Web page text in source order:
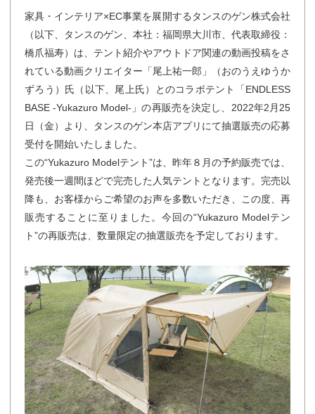
家具・インテリア×EC事業を展開するタンスのゲン株式会社
（以下、タンスのゲン、本社：福岡県大川市、代表取締役：
橋爪福寿）は、テント紹介やアウトドア関連の動画投稿をさ
れている動画クリエイター「尾上祐一郎」（おのうえゆうか
ずろう）氏（以下、尾上氏）とのコラボテント「ENDLESS
BASE -Yukazuro Model-」の再販売を決定し、2022年2月25
日（金）より、タンスのゲン本店アプリにて抽選販売の応募
受付を開始いたしました。
この“Yukazuro Modelテント”は、昨年８月の予約販売では、
発売後一週間ほどで完売した人気テントとなります。完売以
降も、お客様からご希望のお声を多数いただき、この度、再
販売することに至りました。今回の“Yukazuro Modelテン
ト”の再販売は、数量限定の抽選販売を予定しております。